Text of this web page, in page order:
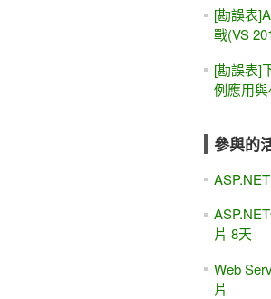
[勘誤表
戰(VS
[勘誤表]
例應用
參與的
片 8天
Web
片